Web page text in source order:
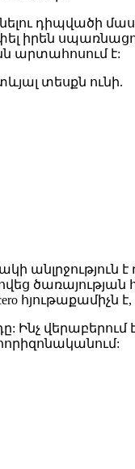
դիպվածի
իրեն
արտահոսում է:
տեսքն ունի.
անլրջություն
հյութաքամիչն է,
Ինչ
հորիզոնականում: